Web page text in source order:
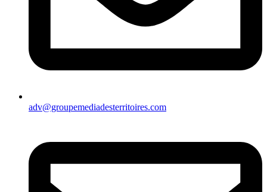
adv@groupemediadesterritoires.com